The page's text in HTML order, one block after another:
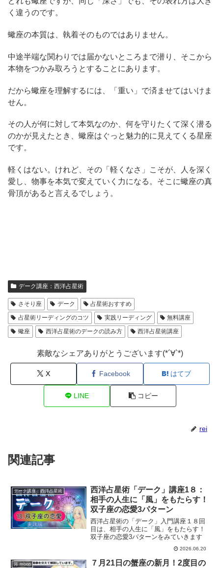
く違うのです。
蠍座の本質は、執着そのものではありません。
中途半端な関わりでは届かないところまで潜り、そこから
本物をつかみ取ろうとすることにあります。
だから蠍座を理解するには、「重い」で済ませてはいけま
せん。
その人が何に対して本気なのか、何を守りたくて深く潜る
のかが見えたとき、蠍座はぐっと魅力的に見えてくる星座
です。
軽くはない。けれど、その「軽くなさ」こそが、人を深く
愛し、物事を本気で変えていく力になる。そこに蠍座の真
骨頂があると言えるでしょう。
デーク講座：西洋占星術
さそり座 デーク
占星術おすすめ
占星術リーディングのコツ
実践リーディング
無料講座
蠍座
西洋占星術のデークの読み方 西洋占星術講座
素敵なシェアありがとうございます(*´∀`*)
X Facebook はてブ
LINE コピー
rei
関連記事
デーク講座：西洋占星術
西洋占星術「デーク」講座1８：
相手の人生に「風」をもたらす！
双子座の恋愛3パターン
西洋占星術の「デーク」入門講座１８回
目は、相手の人生に「風」をもたらす！
双子座の恋愛3パターンをみていきます
2026.06.20
月 moon
７月21日の蟹座の新月！2度目の